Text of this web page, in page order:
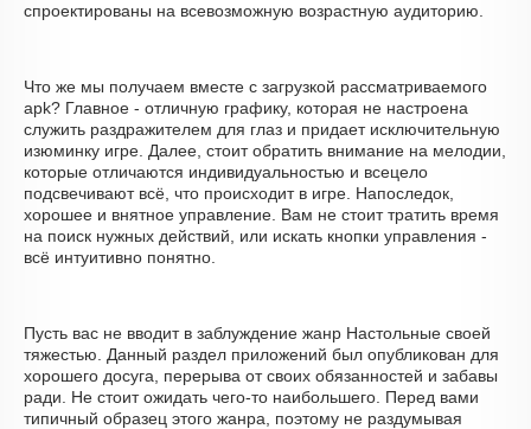
спроектированы на всевозможную возрастную аудиторию.
Что же мы получаем вместе с загрузкой рассматриваемого
apk? Главное - отличную графику, которая не настроена
служить раздражителем для глаз и придает исключительную
изюминку игре. Далее, стоит обратить внимание на мелодии,
которые отличаются индивидуальностью и всецело
подсвечивают всё, что происходит в игре. Напоследок,
хорошее и внятное управление. Вам не стоит тратить время
на поиск нужных действий, или искать кнопки управления -
всё интуитивно понятно.
Пусть вас не вводит в заблуждение жанр Настольные своей
тяжестью. Данный раздел приложений был опубликован для
хорошего досуга, перерыва от своих обязанностей и забавы
ради. Не стоит ожидать чего-то наибольшего. Перед вами
типичный образец этого жанра, поэтому не раздумывая